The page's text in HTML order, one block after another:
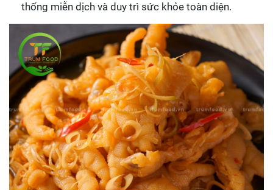
thống miễn dịch và duy trì sức khỏe toàn diện.